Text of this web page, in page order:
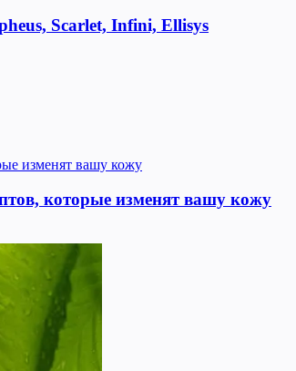
Scarlet, Infini, Ellisys
которые изменят вашу кожу